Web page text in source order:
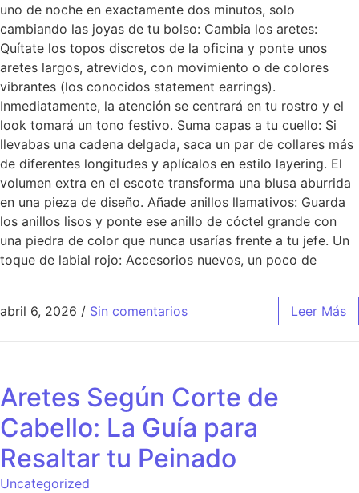
uno de noche en exactamente dos minutos, solo
cambiando las joyas de tu bolso: Cambia los aretes:
Quítate los topos discretos de la oficina y ponte unos
aretes largos, atrevidos, con movimiento o de colores
vibrantes (los conocidos statement earrings).
Inmediatamente, la atención se centrará en tu rostro y el
look tomará un tono festivo. Suma capas a tu cuello: Si
llevabas una cadena delgada, saca un par de collares más
de diferentes longitudes y aplícalos en estilo layering. El
volumen extra en el escote transforma una blusa aburrida
en una pieza de diseño. Añade anillos llamativos: Guarda
los anillos lisos y ponte ese anillo de cóctel grande con
una piedra de color que nunca usarías frente a tu jefe. Un
toque de labial rojo: Accesorios nuevos, un poco de
abril 6, 2026 / Sin comentarios Leer Más
Aretes Según Corte de
Cabello: La Guía para
Resaltar tu Peinado
Uncategorized